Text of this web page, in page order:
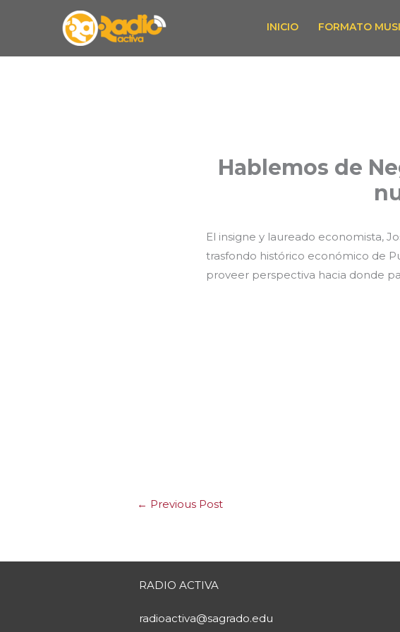
INICIO FORMATO
Hablemos de
El insigne y laureado economista,
trasfondo histórico económico de
proveer perspectiva hacia donde
← Previous Post
RADIO ACTIVA
radioactiva@sagrado.edu